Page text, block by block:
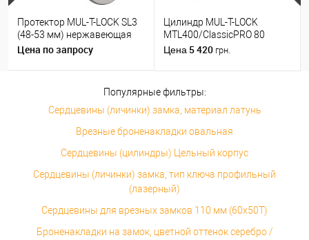
Протектор MUL-T-LOCK SL3
(48-53 мм) нержавеющая
сталь
Цена по запросу
Цилиндр MUL-T-LOCK
MTL400/ClassicPRO 80
(35*45) никель сатин
Цена 5 420 грн.
Популярные фильтры:
Сердцевины (личинки) замка, материал латунь
Врезные броненакладки овальная
Сердцевины (цилиндры) Цельный корпус
Сердцевины (личинки) замка, тип ключа профильный
(лазерный)
Сердцевины для врезных замков 110 мм (60x50T)
Броненакладки на замок, цветной оттенок серебро /